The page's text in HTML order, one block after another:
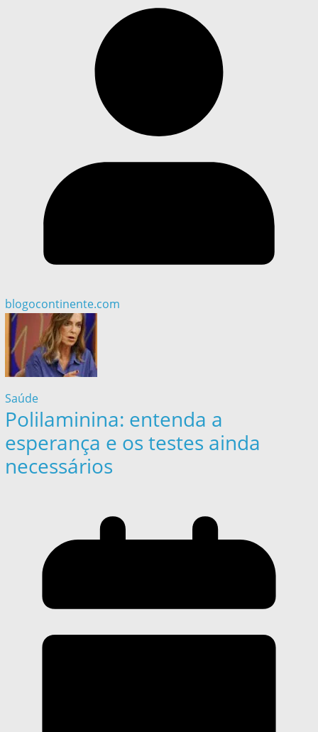
blogocontinente.com
Saúde
Polilaminina: entenda a
esperança e os testes ainda
necessários